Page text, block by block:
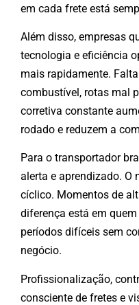
em cada frete está
Além disso, empresas
tecnologia e eficiência
mais rapidamente.
combustível, rotas mal
corretiva constante
rodado e reduzem a
Para o transportador
alerta e aprendizado. O
cíclico. Momentos de
diferença está em
períodos difíceis sem
negócio.
Profissionalização,
consciente de fretes e